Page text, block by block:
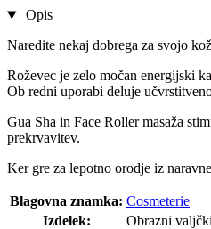
Opis
Naredite nekaj dobrega za svojo
​​​Roževec je zelo močan energijski
Ob redni uporabi deluje
Gua Sha in Face Roller masaža
prekrvavitev.
Ker gre za lepotno orodje iz
Blagovna znamka: Cosmeterie
Izdelek:
Obrazni valjčki